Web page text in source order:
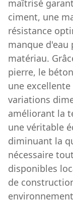
maîtrisé
ciment, une
résistance
manque
matériau.
pierre, le
une
variations
améliorant la
une véritable
diminuant la
nécessaire
disponibles
de